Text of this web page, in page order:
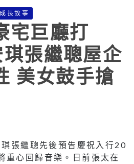
長故事
宅巨廳打
張繼聰屋企
美女鼓手搶
張繼聰先後預告慶祝入行20
重心回歸音樂。日前張太在